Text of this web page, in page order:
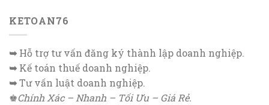
KETOAN76
➥Hỗ trợ tư vấn đăng ký thành lập doanh nghiệp.
➥Kế toán thuế doanh nghiệp.
➥Tư vấn luật doanh nghiệp.
♚Chính Xác – Nhanh – Tối Ưu – Giá Rẻ.